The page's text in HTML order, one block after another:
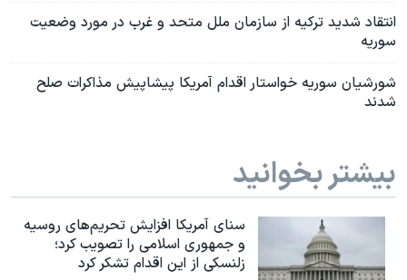
انتقاد شدید ترکیه از سازمان ملل متحد و غرب در مورد وضعیت
سوریه
شورشیان سوریه خواستار اقدام آمریکا پیشاپیش مذاکرات صلح
شدند
بیشتر بخوانید
سنای آمریکا افزایش تحریم‌های روسیه
و جمهوری اسلامی را تصویب کرد؛
زلنسکی از این اقدام تشکر کرد